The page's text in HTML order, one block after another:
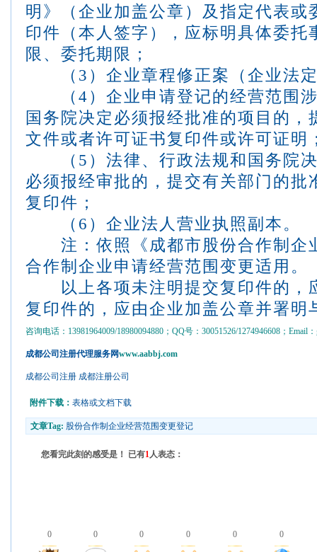
明》（企业加盖公章）及指定代表或
印件（本人签字），应标明具体委托
限、委托期限；
（ 3 ）企业章程修正案（企业法
（ 4 ）企业申请登记的经营范围
国务院决定必须报经批准的项目的，
文件或者许可证书复印件或许可证明
（ 5 ）法律、行政法规和国务院
必须报经审批的，提交有关部门的批
复印件；
（ 6 ）企业法人营业执照副本。
注：依照《成都市股份合作制企
合作制企业申请经营范围变更适用。
以上各项未注明提交复印件的，
复印件的，应由企业加盖公章并署明
咨询电话：13981964009/18980094880；QQ号：30051526/1274946608；Email
成都公司注册代理服务网www.aabbj.com
成都公司注册 成都注册公司
附件下载： 表格或文档下载
文章Tag: 股份合作制企业经营范围变更登记
您看完此刻的感受是！ 已有1人表态：
0 0 0 0 0 0